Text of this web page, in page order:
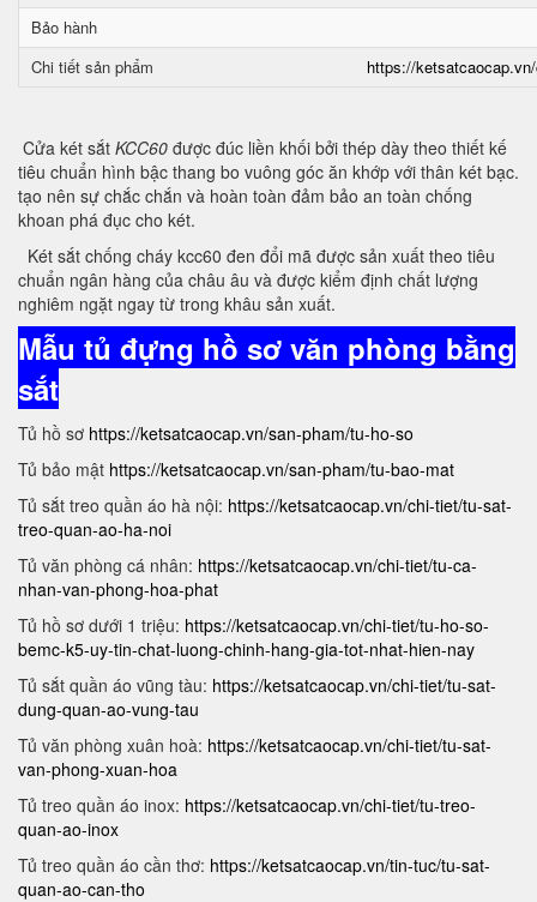
Bảo hành
Chi tiết sản phẩm
https://
Cửa két sắt KCC60 được đúc liền khối bởi thép dày theo thiết kế
tiêu chuẩn hình bậc thang bo vuông góc ăn khớp với thân két bạc.
tạo nên sự chắc chắn và hoàn toàn đảm bảo an toàn chống
khoan phá đục cho két.
Két sắt chống cháy kcc60 đen đổi mã được sản xuất theo tiêu
chuẩn ngân hàng của châu âu và được kiểm định chất lượng
nghiêm ngặt ngay từ trong khâu sản xuất.
Mẫu tủ đựng hồ sơ văn phòng bằng
sắt
Tủ hồ sơ https://ketsatcaocap.vn/san-pham/tu-ho-so
Tủ bảo mật https://ketsatcaocap.vn/san-pham/tu-bao-mat
Tủ sắt treo quần áo hà nội: https://ketsatcaocap.vn/chi-tiet/tu-sat-
treo-quan-ao-ha-noi
Tủ văn phòng cá nhân: https://ketsatcaocap.vn/chi-tiet/tu-ca-
nhan-van-phong-hoa-phat
Tủ hồ sơ dưới 1 triệu: https://ketsatcaocap.vn/chi-tiet/tu-ho-so-
bemc-k5-uy-tin-chat-luong-chinh-hang-gia-tot-nhat-hien-nay
Tủ sắt quần áo vũng tàu: https://ketsatcaocap.vn/chi-tiet/tu-sat-
dung-quan-ao-vung-tau
Tủ văn phòng xuân hoà: https://ketsatcaocap.vn/chi-tiet/tu-sat-
van-phong-xuan-hoa
Tủ treo quần áo inox: https://ketsatcaocap.vn/chi-tiet/tu-treo-
quan-ao-inox
Tủ treo quần áo cần thơ: https://ketsatcaocap.vn/tin-tuc/tu-sat-
quan-ao-can-tho